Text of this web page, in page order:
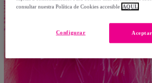
consultar nuestra Política de Cookies accesible AQUÍ.
Aceptar
Configurar